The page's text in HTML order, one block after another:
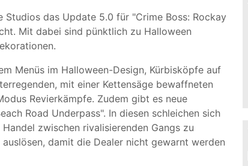
Studios das Update 5.0 für "Crime Boss: Rockay
Mit dabei sind pünktlich zu Halloween
Menüs im Halloween-Design, Kürbisköpfe auf
mit einer Kettensäge bewaffneten
Revierkämpfe. Zudem gibt es neue
Road Underpass". In diesen schleichen sich
zwischen rivalisierenden Gangs zu
damit die Dealer nicht gewarnt werden